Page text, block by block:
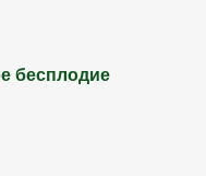
бесплодие